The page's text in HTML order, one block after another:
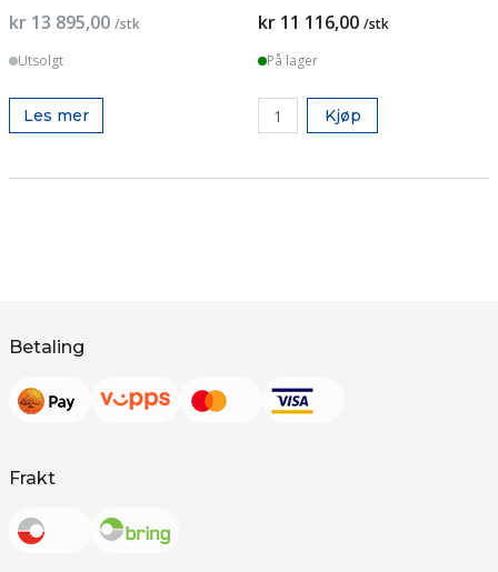
kr 13 895,00 /stk
Utsolgt
Les mer
kr 11 116,00 /stk
På lager
Kjøp
Betaling
Frakt